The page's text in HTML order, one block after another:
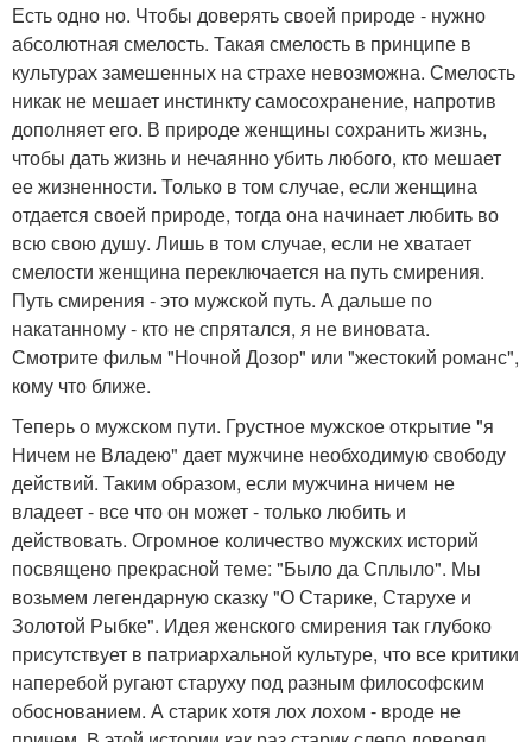
Есть одно но. Чтобы доверять своей природе - нужно
абсолютная смелость. Такая смелость в принципе в
культурах замешенных на страхе невозможна. Смелость
никак не мешает инстинкту самосохранение, напротив
дополняет его. В природе женщины сохранить жизнь,
чтобы дать жизнь и нечаянно убить любого, кто мешает
ее жизненности. Только в том случае, если женщина
отдается своей природе, тогда она начинает любить во
всю свою душу. Лишь в том случае, если не хватает
смелости женщина переключается на путь смирения.
Путь смирения - это мужской путь. А дальше по
накатанному - кто не спрятался, я не виновата.
Смотрите фильм "Ночной Дозор" или "жестокий романс",
кому что ближе.
Теперь о мужском пути. Грустное мужское открытие "я
Ничем не Владею" дает мужчине необходимую свободу
действий. Таким образом, если мужчина ничем не
владеет - все что он может - только любить и
действовать. Огромное количество мужских историй
посвящено прекрасной теме: "Было да Сплыло". Мы
возьмем легендарную сказку "О Старике, Старухе и
Золотой Рыбке". Идея женского смирения так глубоко
присутствует в патриархальной культуре, что все критики
наперебой ругают старуху под разным философским
обоснованием. А старик хотя лох лохом - вроде не